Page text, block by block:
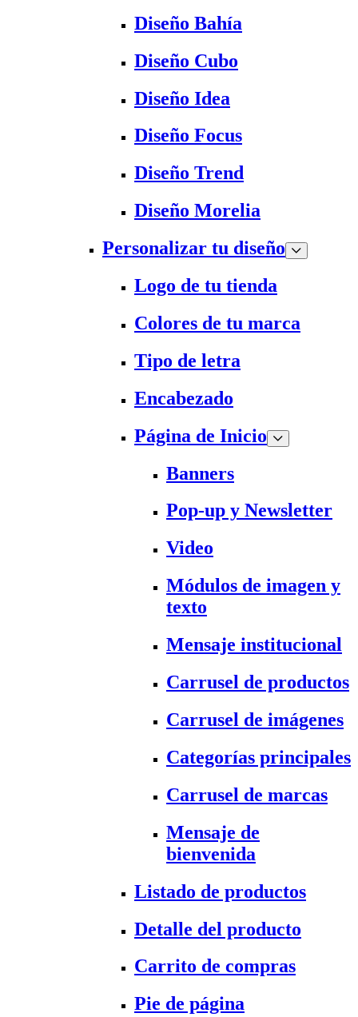
Diseño Bahía
Diseño Cubo
Diseño Idea
Diseño Focus
Diseño Trend
Diseño Morelia
Personalizar tu diseño
Logo de tu tienda
Colores de tu marca
Tipo de letra
Encabezado
Página de Inicio
Banners
Pop-up y Newsletter
Video
Módulos de imagen y
texto
Mensaje institucional
Carrusel de productos
Carrusel de imágenes
Categorías principales
Carrusel de marcas
Mensaje de
bienvenida
Listado de productos
Detalle del producto
Carrito de compras
Pie de página